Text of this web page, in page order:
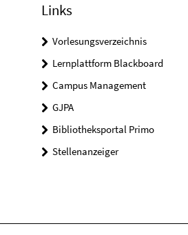
Links
Vorlesungsverzeichnis
Lernplattform Blackboard
Campus Management
GJPA
Bibliotheksportal Primo
Stellenanzeiger